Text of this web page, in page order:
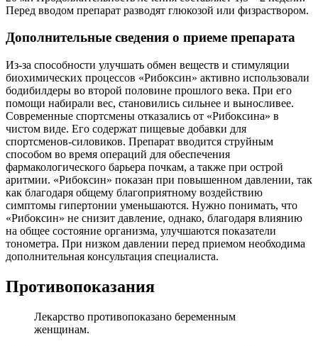
Перед вводом препарат разводят глюкозой или физраствором.
Дополнительные сведения о приеме препарата
Из-за способности улучшать обмен веществ и стимуляции
биохимических процессов «Рибоксин» активно использовали
бодибилдеры во второй половине прошлого века. При его
помощи набирали вес, становились сильнее и выносливее.
Современные спортсмены отказались от «Рибоксина» в
чистом виде. Его содержат пищевые добавки для
спортсменов-силовиков. Препарат вводится струйным
способом во время операций для обеспечения
фармакологического барьера почкам, а также при острой
аритмии. «Рибоксин» показан при повышенном давлении, так
как благодаря общему благоприятному воздействию
симптомы гипертонии уменьшаются. Нужно понимать, что
«Рибоксин» не снизит давление, однако, благодаря влиянию
на общее состояние организма, улучшаются показатели
тонометра. При низком давлении перед приемом необходима
дополнительная консультация специалиста.
Противопоказания
Лекарство противопоказано беременным
женщинам.